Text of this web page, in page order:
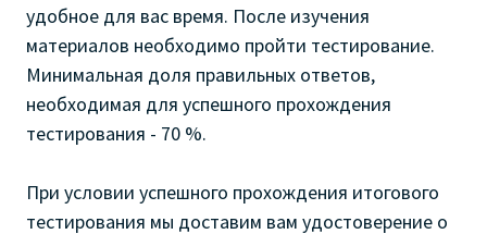
удобное для вас время. После изучения
материалов необходимо пройти тестирование.
Минимальная доля правильных ответов,
необходимая для успешного прохождения
тестирования - 70 %.
При условии успешного прохождения итогового
тестирования мы доставим вам удостоверение о